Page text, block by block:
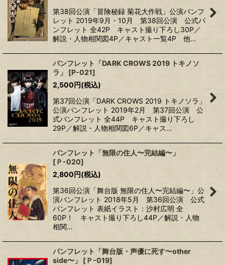
第38回公演「冒険秘録 菊花大作戦」公演パンフ
レット 2019年9月・10月 第38回公演 公式パ
ンフレット 全42P キャスト撮り下ろし30P／
解説・人物相関図4P／キャスト一覧4P 他…
パンフレット「DARK CROWS 2019 トキノソ
ラ」
[P-021]
2,500円(税込)
第37回公演「DARK CROWS 2019 トキノソラ」
公演パンフレット 2019年2月 第37回公演 公
式パンフレット 全44P キャスト撮り下ろし
29P／解説・人物相関図6P／キャス…
パンフレット「無限の住人〜完結編〜」
[Ｐ-020]
2,800円(税込)
第36回公演「舞台版 無限の住人〜完結編〜」公
演パンフレット 2018年5月 第36回公演 公式
パンフレット 表紙イラスト：沙村広明 全
60P！ キャスト撮り下ろし44P／解説・人物
相関…
パンフレット「舞台版・声優に死す〜other
side〜」
[Ｐ-019]